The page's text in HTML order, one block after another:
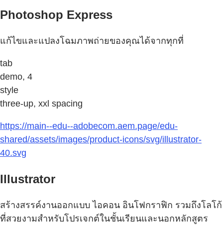
Photoshop Express
แก้ไขและแปลงโฉมภาพถ่ายของคุณได้จากทุกที่
tab
demo, 4
style
three-up, xxl spacing
https://main--edu--adobecom.aem.page/edu-
shared/assets/images/product-icons/svg/illustrator-
40.svg
Illustrator
สร้างสรรค์งานออกแบบ ไอคอน อินโฟกราฟิก รวมถึงโลโก้
ที่สวยงามสำหรับโปรเจกต์ในชั้นเรียนและนอกหลักสูตร